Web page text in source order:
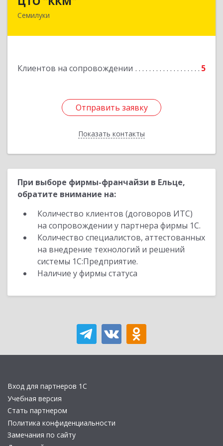
Семилуки
Клиентов на сопровождении 5
Отправить заявку
Показать контакты
Отправить заявку
Назад
При выборе фирмы-франчайзи в Ельце,
обратите внимание на:
Количество клиентов (договоров ИТС)
на сопровождении у партнера фирмы 1С.
Количество специалистов, аттестованных
на внедрение технологий и решений
системы 1С:Предприятие.
Наличие у фирмы статуса
Вход для партнеров 1С
Учебная версия
Стать партнером
Политика конфиденциальности
Замечания по сайту